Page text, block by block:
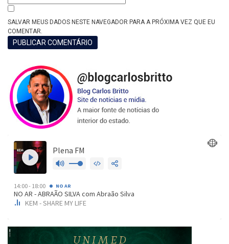
SALVAR MEUS DADOS NESTE NAVEGADOR PARA A PRÓXIMA VEZ QUE EU
COMENTAR.